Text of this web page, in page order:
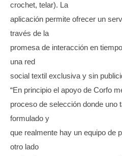
crochet, telar). La
aplicación permite ofrecer un
través de la
promesa de interacción en
una red
social textil exclusiva y sin
“En principio el apoyo de Corfo
proceso de selección donde uno
formulado y
que realmente hay un equipo de
otro lado